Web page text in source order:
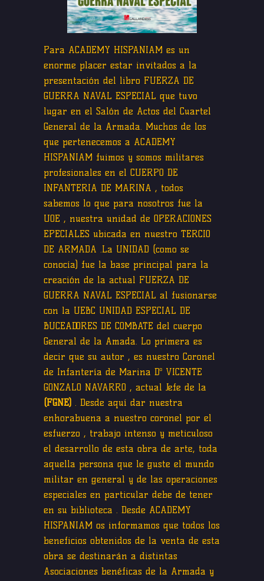
Para ACADEMY HISPANIAM es un
enorme placer estar invitados a la
presentación del libro FUERZA DE
GUERRA NAVAL ESPECIAL que tuvo
lugar en el Salón de Actos del Cuartel
General de la Armada. Muchos de los
que pertenecemos a ACADEMY
HISPANIAM fuimos y somos militares
profesionales en el CUERPO DE
INFANTERIA DE MARINA , todos
sabemos lo que para nosotros fue la
UOE , nuestra unidad de OPERACIONES
EPECIALES ubicada en nuestro TERCIO
DE ARMADA .La UNIDAD (como se
conocía) fue la base principal para la
creación de la actual FUERZA DE
GUERRA NAVAL ESPECIAL al fusionarse
con la UEBC UNIDAD ESPECIAL DE
BUCEADORES DE COMBATE del cuerpo
General de la Amada. Lo primera es
decir que su autor , es nuestro Coronel
de Infantería de Marina Dº VICENTE
GONZALO NAVARRO , actual Jefe de la
(FGNE) . Desde aquí dar nuestra
enhorabuena a nuestro coronel por el
esfuerzo , trabajo intenso y meticuloso
el desarrollo de esta obra de arte, toda
aquella persona que le guste el mundo
militar en general y de las operaciones
especiales en particular debe de tener
en su biblioteca . Desde ACADEMY
HISPANIAM os informamos que todos los
beneficios obtenidos de la venta de esta
obra se destinarán a distintas
Asociaciones benéficas de la Armada y